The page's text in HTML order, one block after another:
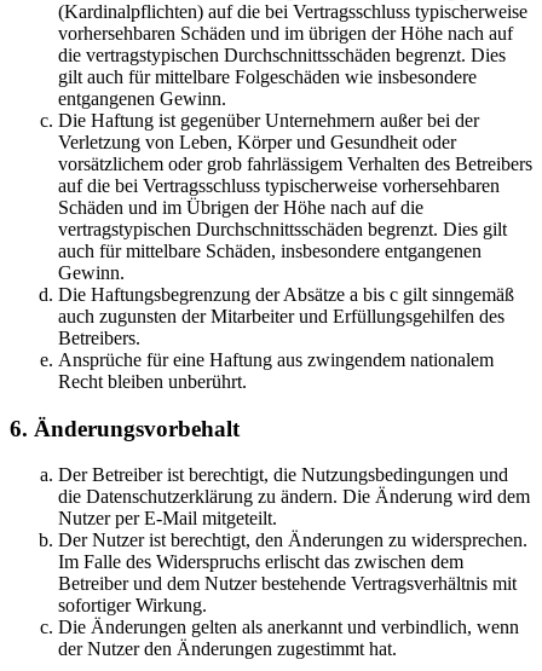
(Kardinalpflichten) auf die bei Vertragsschluss typischerweise
vorhersehbaren Schäden und im übrigen der Höhe nach auf
die vertragstypischen Durchschnittsschäden begrenzt. Dies
gilt auch für mittelbare Folgeschäden wie insbesondere
entgangenen Gewinn.
Die Haftung ist gegenüber Unternehmern außer bei der
Verletzung von Leben, Körper und Gesundheit oder
vorsätzlichem oder grob fahrlässigem Verhalten des Betreibers
auf die bei Vertragsschluss typischerweise vorhersehbaren
Schäden und im Übrigen der Höhe nach auf die
vertragstypischen Durchschnittsschäden begrenzt. Dies gilt
auch für mittelbare Schäden, insbesondere entgangenen
Gewinn.
Die Haftungsbegrenzung der Absätze a bis c gilt sinngemäß
auch zugunsten der Mitarbeiter und Erfüllungsgehilfen des
Betreibers.
Ansprüche für eine Haftung aus zwingendem nationalem
Recht bleiben unberührt.
6. Änderungsvorbehalt
Der Betreiber ist berechtigt, die Nutzungsbedingungen und
die Datenschutzerklärung zu ändern. Die Änderung wird dem
Nutzer per E-Mail mitgeteilt.
Der Nutzer ist berechtigt, den Änderungen zu widersprechen.
Im Falle des Widerspruchs erlischt das zwischen dem
Betreiber und dem Nutzer bestehende Vertragsverhältnis mit
sofortiger Wirkung.
Die Änderungen gelten als anerkannt und verbindlich, wenn
der Nutzer den Änderungen zugestimmt hat.